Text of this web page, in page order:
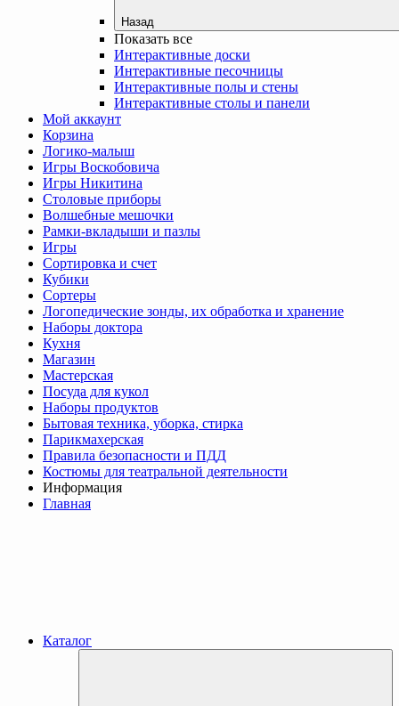
Назад
Показать все
Интерактивные доски
Интерактивные песочницы
Интерактивные полы и стены
Интерактивные столы и панели
Мой аккаунт
Корзина
Логико-малыш
Игры Воскобовича
Игры Никитина
Столовые приборы
Волшебные мешочки
Рамки-вкладыши и пазлы
Игры
Сортировка и счет
Кубики
Сортеры
Логопедические зонды, их обработка и хранение
Наборы доктора
Кухня
Магазин
Мастерская
Посуда для кукол
Наборы продуктов
Бытовая техника, уборка, стирка
Парикмахерская
Правила безопасности и ПДД
Костюмы для театральной деятельности
Информация
Главная
Каталог